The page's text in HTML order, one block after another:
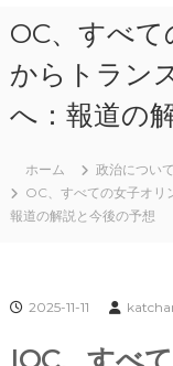
OC、すべ
からトラン
へ：報道の
ホーム
政治について
OC、すべての女子オリ
報道の解説と今後の予想
2025-11-11
IOC、すべ